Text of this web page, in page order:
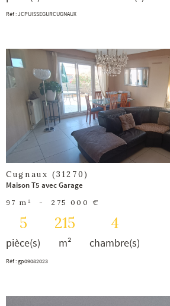
Réf : JCPUISSEGURCUGNAUX
voir le
bien
Cugnaux (31270)
Maison T5 avec Garage
97 m² - 275 000 €
5
pièce(s)
215
m²
4
chambre(s)
Réf : gp09082023